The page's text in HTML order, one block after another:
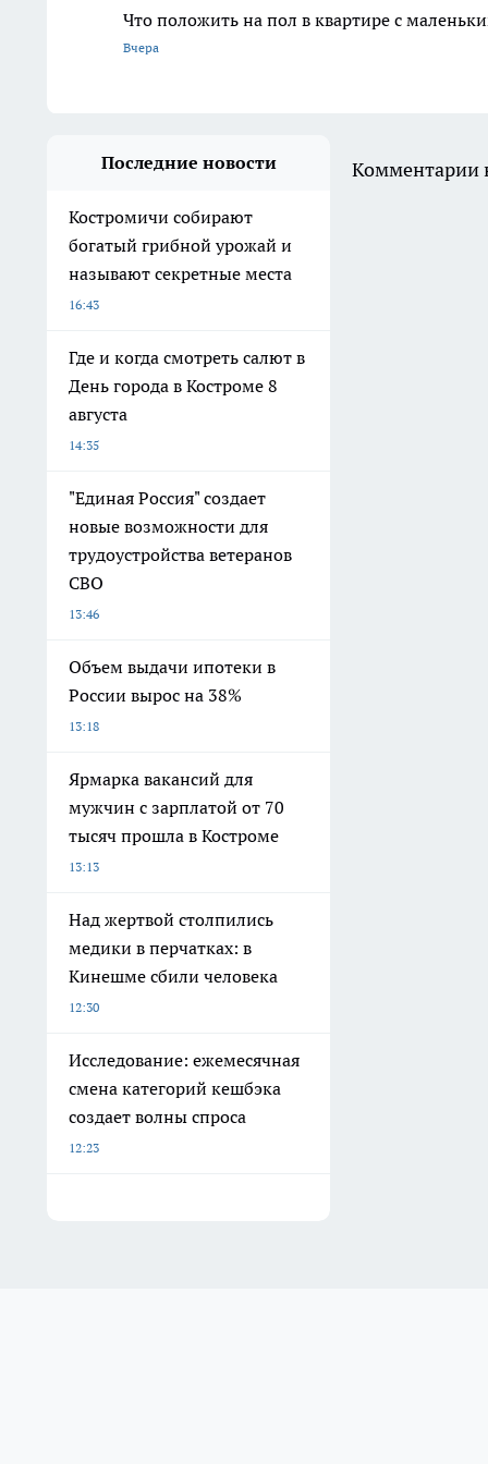
Что положить на пол в квартире с
Вчера
Последние новости
Костромичи собирают
богатый грибной урожай и
называют секретные места
16:43
Где и когда смотреть салют в
День города в Костроме 8
августа
14:35
"Единая Россия" создает
новые возможности для
трудоустройства ветеранов
СВО
13:46
Объем выдачи ипотеки в
России вырос на 38%
13:18
Ярмарка вакансий для
мужчин с зарплатой от 70
тысяч прошла в Костроме
13:13
Над жертвой столпились
медики в перчатках: в
Кинешме сбили человека
12:30
Исследование: ежемесячная
смена категорий кешбэка
создает волны спроса
12:23
Комментарии